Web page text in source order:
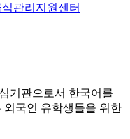
관리지원센터
기관으로서 한국어를
외국인 유학생들을 위한